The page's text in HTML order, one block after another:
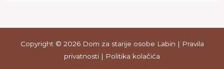
Copyright © 2026 Dom za starije osobe Labin | Pravila
privatnosti | Politika kolačića